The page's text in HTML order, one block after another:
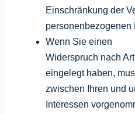
Einschränkung der
personenbezogenen
Wenn Sie einen
Widerspruch nach
eingelegt haben,
zwischen Ihren und
Interessen